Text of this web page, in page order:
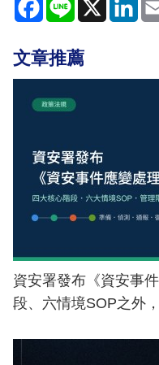
文章推薦
資安署發布《資安事
段、六情境SOP之外